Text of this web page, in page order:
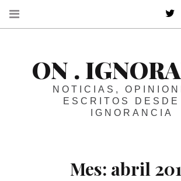
ON .
NOTICIAS,
ESCRITOS DESDE
IGNORANCIA
Mes: abril